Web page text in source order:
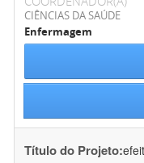
CIÊNCIAS DA SAÚDE
Enfermagem
Título do Projeto: